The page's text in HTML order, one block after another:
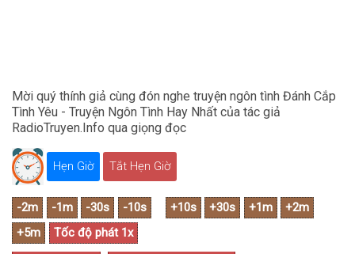
Mời quý thính giả cùng đón nghe truyện ngôn tình Đánh Cắp
Tình Yêu - Truyện Ngôn Tình Hay Nhất của tác giả
RadioTruyen.Info qua giọng đọc
Hẹn Giờ Tắt Hẹn Giờ